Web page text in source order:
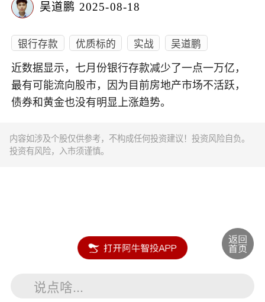
吴道鹏 2025-08-18
银行存款 优质标的 实战 吴道鹏
近数据显示，七月份银行存款减少了一点一万亿，
最有可能流向股市，因为目前房地产市场不活跃，
债券和黄金也没有明显上涨趋势。
内容如涉及个股仅供参考，不构成任何投资建议！投资风险自负。
投资有风险，入市须谨慎。
说点啥...